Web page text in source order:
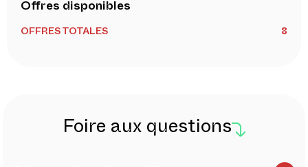
Offres disponibles
OFFRES TOTALES 8
Foire aux questions